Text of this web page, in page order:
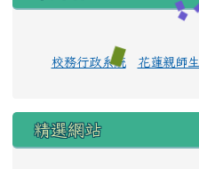
校務行政系統 花蓮親師
精選網站